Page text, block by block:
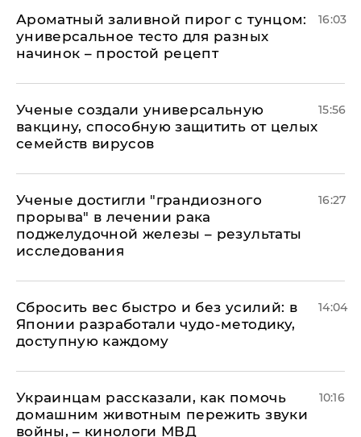
Ароматный заливной пирог с тунцом:
универсальное тесто для разных
начинок – простой рецепт
16:03
Ученые создали универсальную
вакцину, способную защитить от целых
семейств вирусов
15:56
Ученые достигли "грандиозного
прорыва" в лечении рака
поджелудочной железы – результаты
исследования
16:27
Сбросить вес быстро и без усилий: в
Японии разработали чудо-методику,
доступную каждому
14:04
Украинцам рассказали, как помочь
домашним животным пережить звуки
войны, – кинологи МВД
10:16